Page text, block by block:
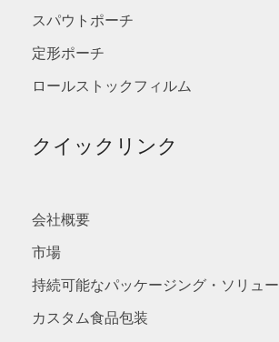
スパウトポーチ
定形ポーチ
ロールストックフィルム
クイックリンク
会社概要
市場
持続可能なパッケージング・ソリュ
カスタム食品包装